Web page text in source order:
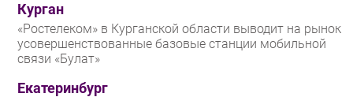
Курган
«Ростелеком» в Курганской области выводит на рынок
усовершенствованные базовые станции мобильной
связи «Булат»
Екатеринбург